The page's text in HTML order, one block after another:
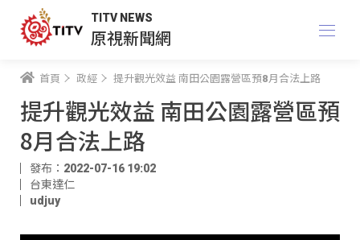
TITV NEWS
原視新聞網
首頁 政經 提升觀光效益 南田公園露營區預8月合法上路
提升觀光效益 南田公園露營區預
8月合法上路
發布：2022-07-16 19:02
台東達仁
udjuy